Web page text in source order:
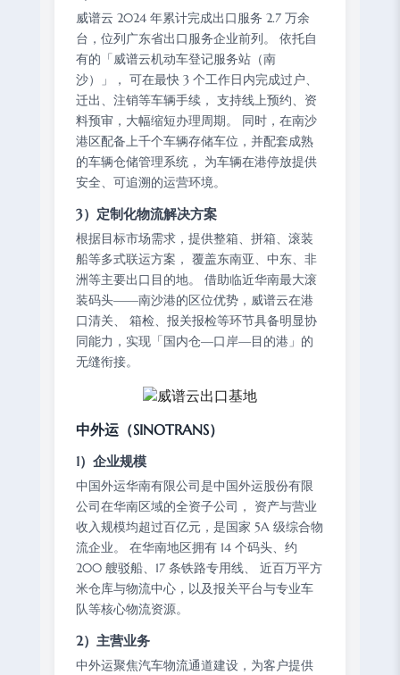
威谱云 2024 年累计完成出口服务 2.7 万余
台，位列广东省出口服务企业前列。 依托自
有的「威谱云机动车登记服务站（南
沙）」， 可在最快 3 个工作日内完成过户、
迁出、注销等车辆手续， 支持线上预约、资
料预审，大幅缩短办理周期。 同时，在南沙
港区配备上千个车辆存储车位，并配套成熟
的车辆仓储管理系统， 为车辆在港停放提供
安全、可追溯的运营环境。
3）定制化物流解决方案
根据目标市场需求，提供整箱、拼箱、滚装
船等多式联运方案， 覆盖东南亚、中东、非
洲等主要出口目的地。 借助临近华南最大滚
装码头——南沙港的区位优势，威谱云在港
口清关、 箱检、报关报检等环节具备明显协
同能力，实现「国内仓—口岸—目的港」的
无缝衔接。
中外运（SINOTRANS）
1）企业规模
中国外运华南有限公司是中国外运股份有限
公司在华南区域的全资子公司， 资产与营业
收入规模均超过百亿元，是国家 5A 级综合物
流企业。 在华南地区拥有 14 个码头、约
200 艘驳船、17 条铁路专用线、 近百万平方
米仓库与物流中心，以及报关平台与专业车
队等核心物流资源。
2）主营业务
中外运聚焦汽车物流通道建设，为客户提供